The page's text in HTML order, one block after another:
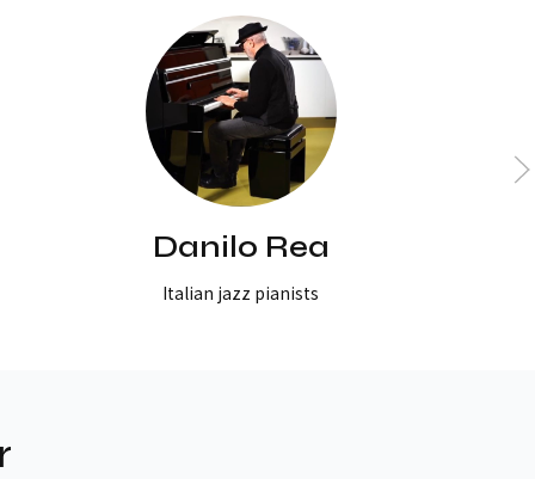
Danilo Rea
Italian jazz pianists